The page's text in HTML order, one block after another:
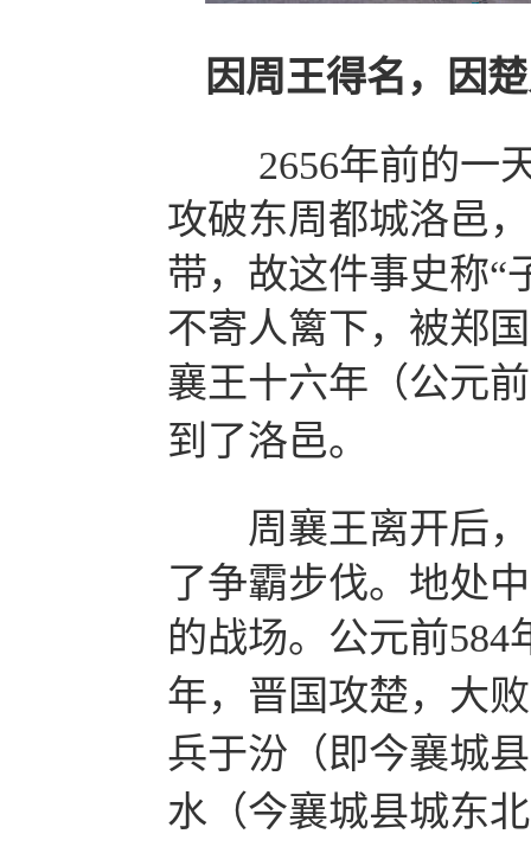
因周王得名，因
2656年前的一
攻破东周都城洛邑
带，故这件事史称“
不寄人篱下，被郑
襄王十六年（公元前
到了洛邑。
周襄王离开后，
了争霸步伐。地处
的战场。公元前584
年，晋国攻楚，大
兵于汾（即今襄城
水（今襄城县城东